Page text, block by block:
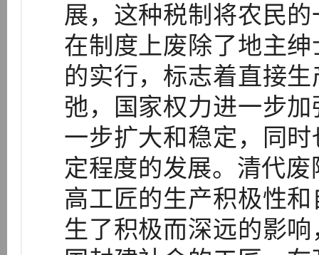
展，这种税制将农民
在制度上废除了地主
的实行，标志着直接
弛，国家权力进一步
一步扩大和稳定，同
定程度的发展。清代
高工匠的生产积极性
生了积极而深远的影